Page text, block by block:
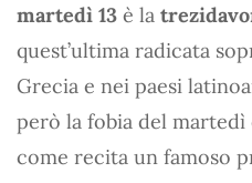
martedì 13 è la
quest’ultima radicata
Grecia e nei paesi
però la fobia del
come recita un famoso